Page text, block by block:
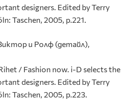
designers. Edited by Terry
Taschen, 2005, p.221.
и Ролф (детайл),
/ Fashion now. i-D selects the
designers. Edited by Terry
Taschen, 2005, p.223.